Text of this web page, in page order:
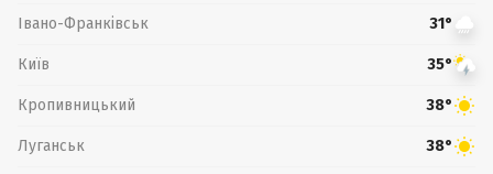
Івано-Франківськ 31°
Київ 35°
Кропивницький 38°
Луганськ 38°